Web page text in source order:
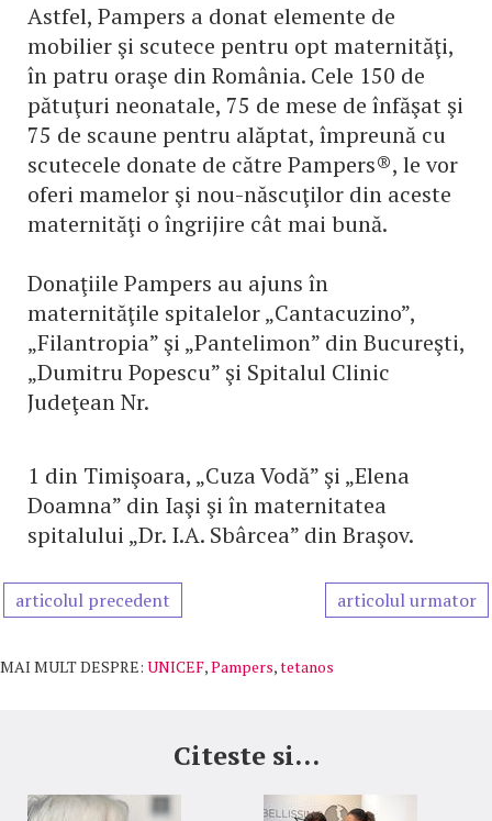
Astfel, Pampers a donat elemente de
mobilier şi scutece pentru opt maternităţi,
în patru oraşe din România. Cele 150 de
pătuţuri neonatale, 75 de mese de înfăşat şi
75 de scaune pentru alăptat, împreună cu
scutecele donate de către Pampers®, le vor
oferi mamelor şi nou-născuţilor din aceste
maternităţi o îngrijire cât mai bună.
Donaţiile Pampers au ajuns în
maternităţile spitalelor „Cantacuzino”,
„Filantropia” şi „Pantelimon” din Bucureşti,
„Dumitru Popescu” şi Spitalul Clinic
Judeţean Nr.
1 din Timişoara, „Cuza Vodă” şi „Elena
Doamna” din Iaşi şi în maternitatea
spitalului „Dr. I.A. Sbârcea” din Braşov.
articolul precedent articolul urmator
MAI MULT DESPRE: UNICEF,Pampers,tetanos
Citeste si...